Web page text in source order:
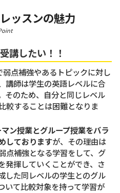
ッスンの魅力
講したい！！
点補強やあるトピックに対し
講師は学生の英語レベルに合
そのため、自分と同じレベル
較することは困難となりま
ン授業とグループ授業をバラ
しておりますが、その理由は
点補強となる学習をして、グ
発揮していくことができ、さ
した同レベルの学生とのグル
いて比較対象を持って学習が